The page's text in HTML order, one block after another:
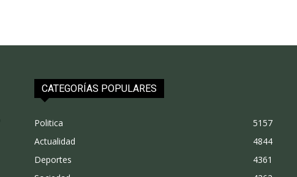
CATEGORÍAS POPULARES
Politica
5157
Actualidad
4844
Deportes
4361